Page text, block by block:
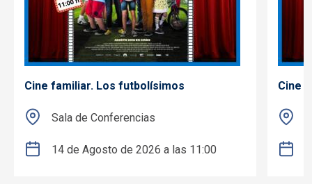
Cine familiar. Los futbolísimos
Sala de Conferencias
14 de Agosto de 2026 a las 11:00
Cine